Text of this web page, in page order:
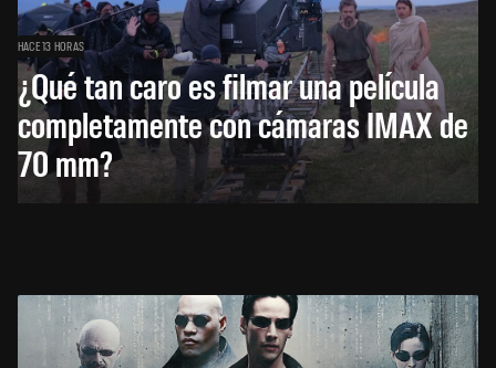
HACE 13 HORAS
¿Qué tan caro es filmar una película
completamente con cámaras IMAX de
70 mm?